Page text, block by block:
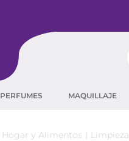
PERFUMES MAQUILLAJE
Hogar y Alimentos Limpieza